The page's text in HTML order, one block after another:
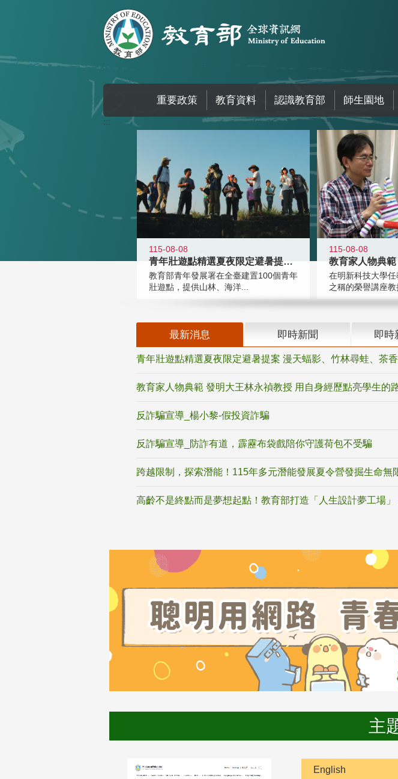
重要政策 教育資料 認識教育部 師生園地
:::
115-08-08
青年壯遊點精選夏夜限定避暑提案 漫
教育部青年發展署在全臺建置100個青年
壯遊點，提供山林、海洋...
115-08-08
在明新科技大學任
之稱的榮譽講座教
最新消息 即時新聞 即時
青年壯遊點精選夏夜限定避暑提案 漫天蝠影、竹林尋蛙、茶
教育家人物典範 發明大王林永禎教授 用自身經歷點亮學生的
反詐騙宣導_楊小黎-假投資詐騙
反詐騙宣導_防詐有道，霹靂布袋戲陪你守護荷包不受騙
跨越限制，探索潛能！115年多元潛能發展夏令營發掘生命無
高齡不是終點而是夢想起點！教育部打造「人生設計夢工場
主
English